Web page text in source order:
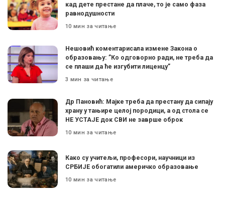
кад дете престане да плаче, то је само фаза
равнодушности
10 мин за читање
Нешовић коментарисала измене Закона о
образовању: ”Ко одговорно ради, не треба да
се плаши да ће изгубити лиценцу”
3 мин за читање
Др Пановић: Мајке треба да престану да сипају
храну у тањире целој породици, а од стола се
НЕ УСТАЈЕ док СВИ не заврше оброк
10 мин за читање
Како су учитељи, професори, научници из
СРБИЈЕ обогатили америчко образовање
10 мин за читање